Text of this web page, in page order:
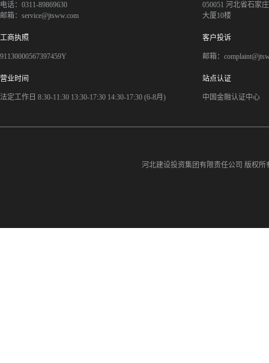
电话：0311-89869630
邮箱：service@jtsww.com
050051 河北省石家
大厦10楼
工商执照
91130000567397459Y
客户投诉
邮箱：
营业时间
法定工作日 8:30-11:30 13:30-17:30 14:30-17:30 (6-8月)
站点认证
中国金融认证中心
河北建设投资集团有限责任公司 版权所